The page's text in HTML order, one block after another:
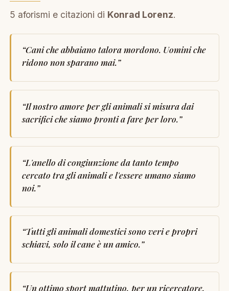
5 aforismi e citazioni di Konrad Lorenz.
“Cani che abbaiano talora mordono. Uomini che
ridono non sparano mai.”
“Il nostro amore per gli animali si misura dai
sacrifici che siamo pronti a fare per loro.”
“L'anello di congiunzione da tanto tempo
cercato tra gli animali e l'essere umano siamo
noi.”
“Tutti gli animali domestici sono veri e propri
schiavi, solo il cane è un amico.”
“Un ottimo sport mattutino, per un ricercatore,